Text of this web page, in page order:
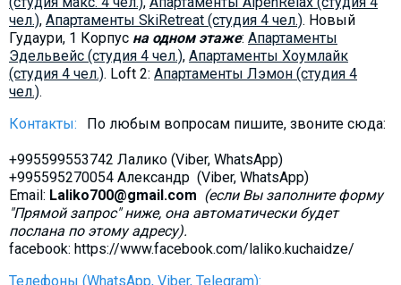
чел.), Апартаменты SkiRetreat (студия 4 чел.). Новый
Гудаури, 1 Корпус на одном этаже: Апартаменты
Эдельвейс (студия 4 чел.), Aпартаменты Хоумлайк
(студия 4 чел.). Loft 2: Aпартаменты Лэмон (студия 4
чел.).
Контакты:
По любым вопросам пишите, звоните сюда:
+995599553742 Лалико (Viber, WhatsApp)
+995595270054 Александр (Viber, WhatsApp)
Email: Laliko700@gmail.com (если Вы заполните форму
"Прямой запрос" ниже, она автоматически будет
послана по этому адресу).
facebook: https://www.facebook.com/laliko.kuchaidze/
Телефоны (WhatsApp, Viber, Telegram):